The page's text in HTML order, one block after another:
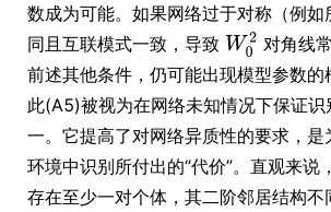
数成为可能。如果网络过于对称（例如
同且互联模式一致，导致
对角线
前述其他条件，仍可能出现模型参数的
此(A5)被视为在网络未知情况下保证识
一。它提高了对网络异质性的要求，是
环境中识别所付出的“代价”。直观来说
存在至少一对个体，其二阶邻居结构不